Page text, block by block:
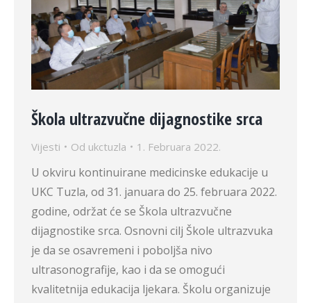
Škola ultrazvučne dijagnostike srca
Vijesti Od ukctuzla 1. Februara 2022.
U okviru kontinuirane medicinske edukacije u
UKC Tuzla, od 31. januara do 25. februara 2022.
godine, održat će se Škola ultrazvučne
dijagnostike srca. Osnovni cilj Škole ultrazvuka
je da se osavremeni i poboljša nivo
ultrasonografije, kao i da se omogući
kvalitetnija edukacija ljekara. Školu organizuje